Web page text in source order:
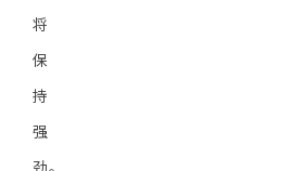
将
保
持
强
劲。